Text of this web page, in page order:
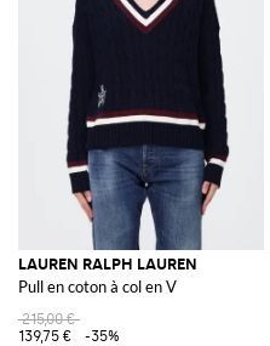
LAUREN RALPH LAUREN
Pull en coton à col en V
215,00 €
139,75 €
-35%